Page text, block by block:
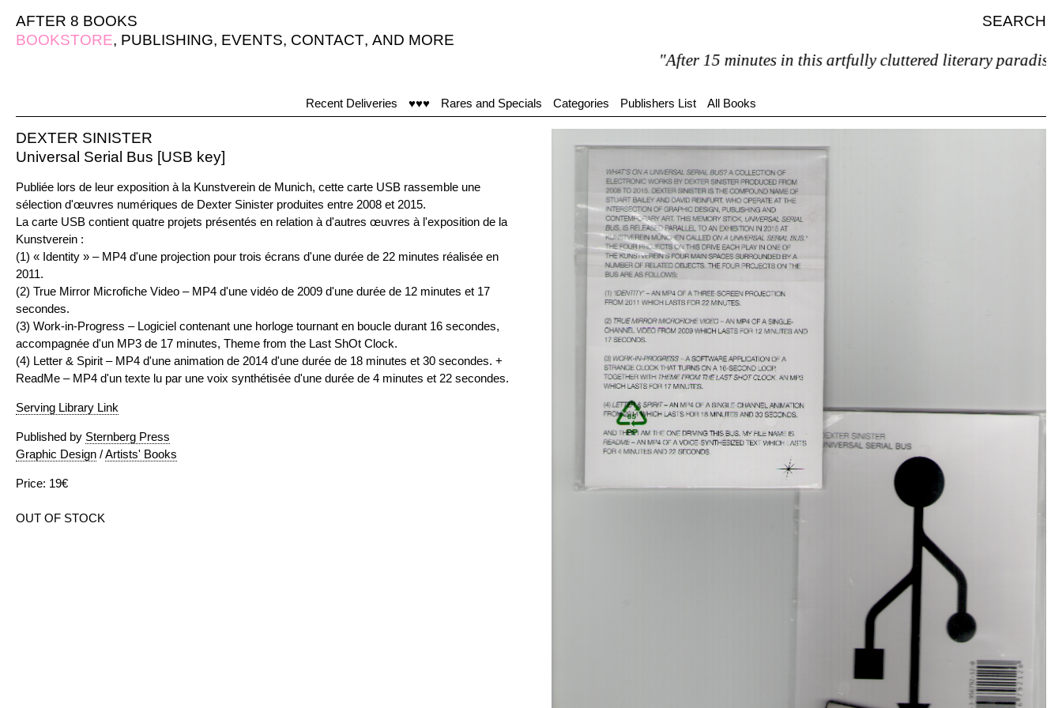
AFTER 8 BOOKS
SEARCH
BOOKSTORE, PUBLISHING, EVENTS, CONTACT, AND MORE
"After 15 minutes in this artfully cluttered literary paradise,
Recent Deliveries ♥♥♥ Rares and Specials Categories Publishers List All Books
DEXTER SINISTER
Universal Serial Bus [USB key]
Publiée lors de leur exposition à la Kunstverein de Munich, cette carte USB rassemble une
sélection d'œuvres numériques de Dexter Sinister produites entre 2008 et 2015.
La carte USB contient quatre projets présentés en relation à d'autres œuvres à l'exposition de la
Kunstverein :
(1) « Identity » – MP4 d'une projection pour trois écrans d'une durée de 22 minutes réalisée en
2011.
(2) True Mirror Microfiche Video – MP4 d'une vidéo de 2009 d'une durée de 12 minutes et 17
secondes.
(3) Work-in-Progress – Logiciel contenant une horloge tournant en boucle durant 16 secondes,
accompagnée d'un MP3 de 17 minutes, Theme from the Last ShOt Clock.
(4) Letter & Spirit – MP4 d'une animation de 2014 d'une durée de 18 minutes et 30 secondes. +
ReadMe – MP4 d'un texte lu par une voix synthétisée d'une durée de 4 minutes et 22 secondes.
Serving Library Link
Published by Sternberg Press
Graphic Design /Artists' Books
Price: 19€
OUT OF STOCK